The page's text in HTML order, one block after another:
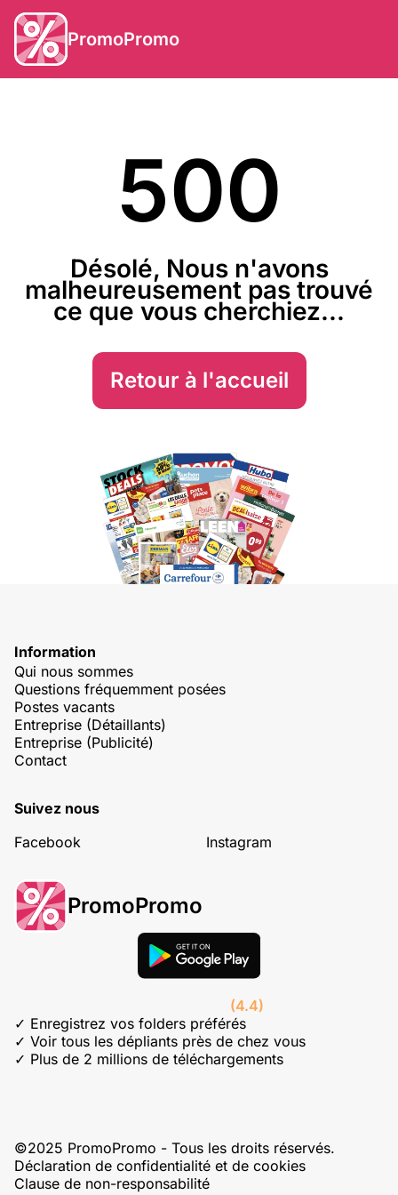
PromoPromo
500
Désolé, Nous n'avons
malheureusement pas trouvé
ce que vous cherchiez...
Retour à l'accueil
Information
Qui nous sommes
Questions fréquemment posées
Postes vacants
Entreprise (Détaillants)
Entreprise (Publicité)
Contact
Suivez nous
Facebook
Instagram
PromoPromo
(4.4)
✓ Enregistrez vos folders préférés
✓ Voir tous les dépliants près de chez vous
✓ Plus de 2 millions de téléchargements
©2025 PromoPromo - Tous les droits réservés.
Déclaration de confidentialité et de cookies
Clause de non-responsabilité